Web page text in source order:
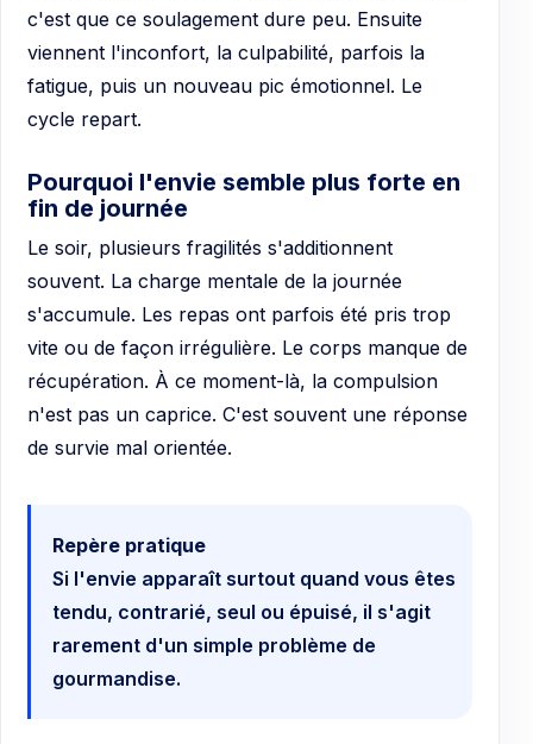
c'est que ce soulagement dure peu. Ensuite
viennent l'inconfort, la culpabilité, parfois la
fatigue, puis un nouveau pic émotionnel. Le
cycle repart.
Pourquoi l'envie semble plus forte en
fin de journée
Le soir, plusieurs fragilités s'additionnent
souvent. La charge mentale de la journée
s'accumule. Les repas ont parfois été pris trop
vite ou de façon irrégulière. Le corps manque de
récupération. À ce moment-là, la compulsion
n'est pas un caprice. C'est souvent une réponse
de survie mal orientée.
Repère pratique
Si l'envie apparaît surtout quand vous êtes
tendu, contrarié, seul ou épuisé, il s'agit
rarement d'un simple problème de
gourmandise.